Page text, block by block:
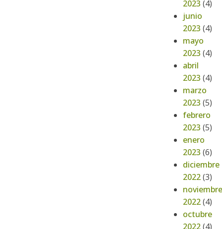
2023 (4)
junio
2023 (4)
mayo
2023 (4)
abril
2023 (4)
marzo
2023 (5)
febrero
2023 (5)
enero
2023 (6)
diciembre
2022(3)
noviembre
2022(4)
octubre
2022(4)